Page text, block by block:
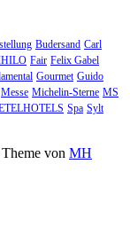
Budersand Carl
Fair Felix Gabel
Gourmet Guido
Messe Michelin-Sterne MS
Spa Sylt
von MH